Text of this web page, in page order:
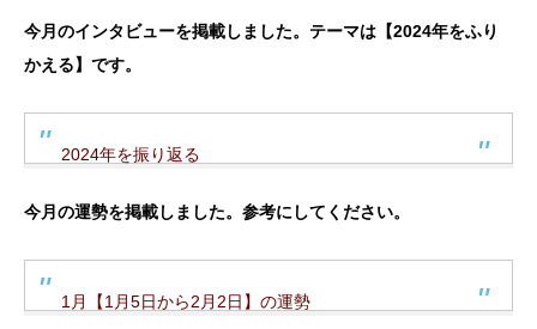
今月のインタビューを掲載しました。テーマは【2024年をふり
かえる】です。
2024年を振り返る
今月の運勢を掲載しました。参考にしてください。
1月【1月5日から2月2日】の運勢